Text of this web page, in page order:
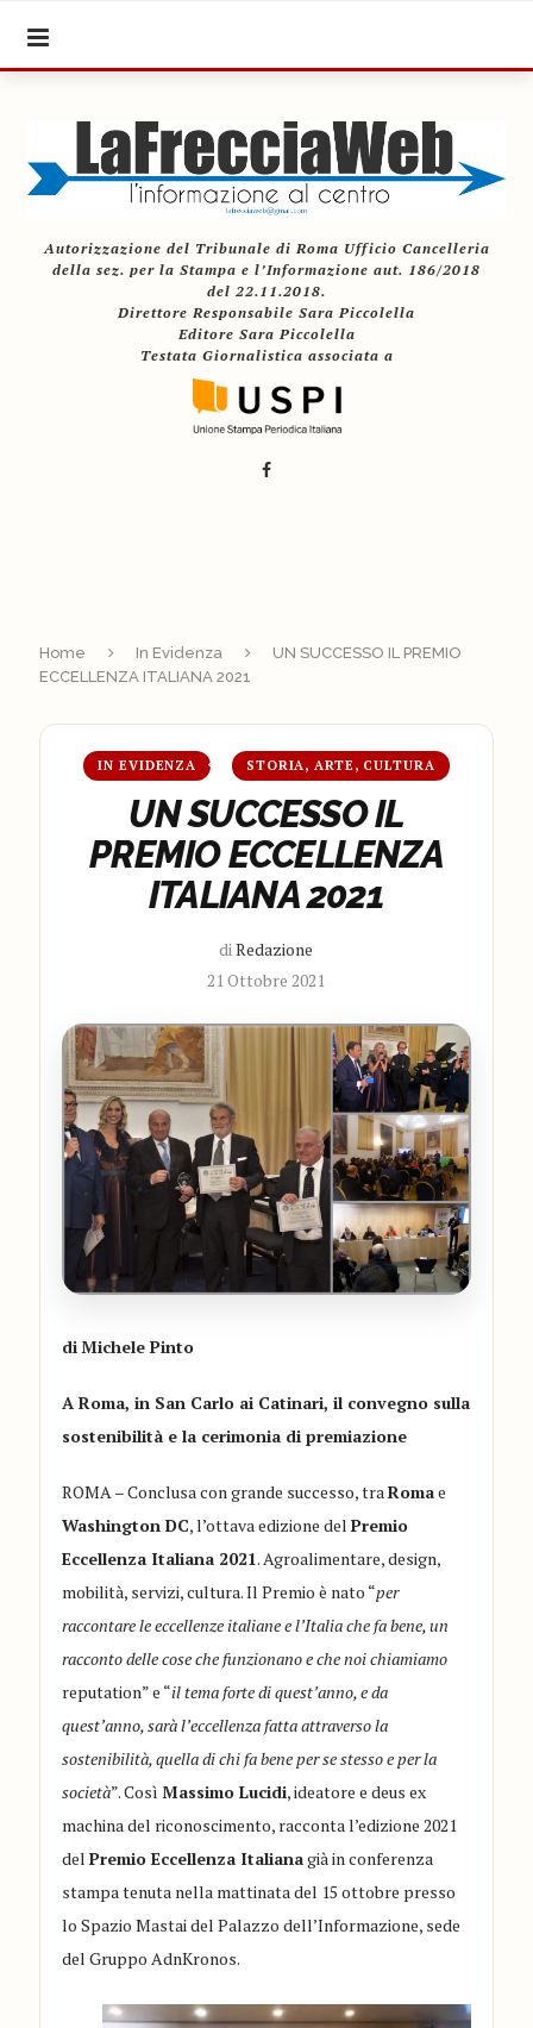
Autorizzazione del Tribunale di Roma Ufficio Cancelleria
della sez. per la Stampa e l’Informazione aut. 186/2018
del 22.11.2018.
Direttore Responsabile Sara Piccolella
Editore Sara Piccolella
Testata Giornalistica associata a
Home In Evidenza
UN SUCCESSO IL PREMIO
ECCELLENZA ITALIANA 2021
IN EVIDENZA STORIA, ARTE, CULTURA
UN SUCCESSO IL
PREMIO ECCELLENZA
ITALIANA 2021
diRedazione
21 Ottobre 2021
diMichele Pinto
A Roma, in San Carlo ai Catinari, il convegno sulla
sostenibilità e la cerimonia di premiazione
ROMA – Conclusa con grande successo, traRomae
Washington DC, l’ottava edizione delPremio
Eccellenza Italiana 2021. Agroalimentare, design,
mobilità, servizi, cultura. Il Premio è nato “per
raccontare le eccellenze italiane e l’Italia che fa bene, un
racconto delle cose che funzionano e che noi chiamiamo
reputation” e “il tema forte di quest’anno, e da
quest’anno, sarà l’eccellenza fatta attraverso la
sostenibilità, quella di chi fa bene per se stesso e per la
società”. CosìMassimo Lucidi, ideatore e deus ex
machina del riconoscimento, racconta l’edizione 2021
delPremio Eccellenza Italianagià in conferenza
stampa tenuta nella mattinata del 15 ottobre presso
lo Spazio Mastai del Palazzo dell’Informazione, sede
del Gruppo AdnKronos.